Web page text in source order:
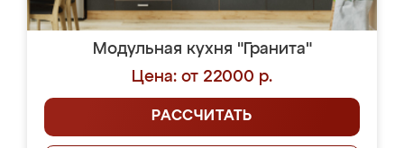
Модульная кухня "Гранита"
Цена: от 22000 р.
РАССЧИТАТЬ